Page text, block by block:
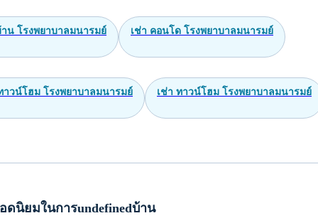
าน โรงพยาบาลมนารมย์ เช่า คอนโด โรงพยาบาลมนารมย์
าวน์โฮม โรงพยาบาลมนารมย์ เช่า ทาวน์โฮม โรงพยาบาลมนารมย์
ดนิยมในการundefinedบ้าน